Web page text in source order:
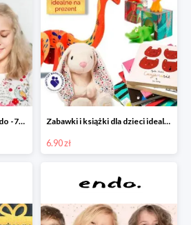
Świąteczne zniżki w Endo do -70% Zabawki i książki dla dzieci idealne na prezent w Endo od 6,90 zł
6.90 zł